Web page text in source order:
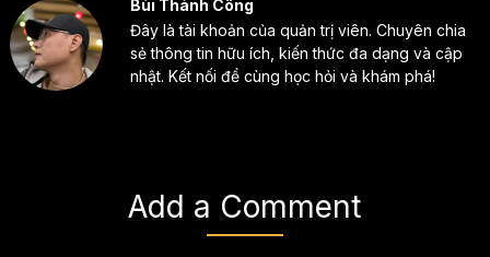
Bùi Thành Công
Đây là tài khoản của quản trị viên. Chuyên chia
sẻ thông tin hữu ích, kiến thức đa dạng và cập
nhật. Kết nối để cùng học hỏi và khám phá!
Add a Comment